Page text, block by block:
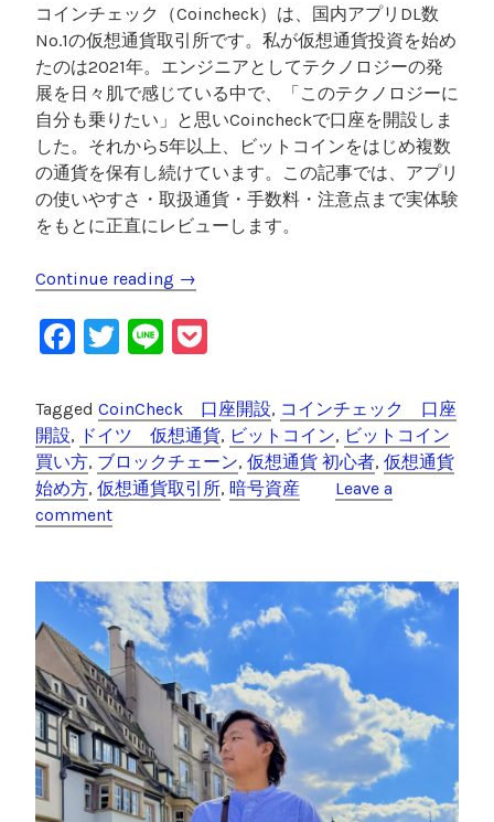
コインチェック（Coincheck）は、国内アプリDL数
No.1の仮想通貨取引所です。私が仮想通貨投資を始め
たのは2021年。エンジニアとしてテクノロジーの発
展を日々肌で感じている中で、「このテクノロジーに
自分も乗りたい」と思いCoincheckで口座を開設しま
した。それから5年以上、ビットコインをはじめ複数
の通貨を保有し続けています。この記事では、アプリ
の使いやすさ・取扱通貨・手数料・注意点まで実体験
をもとに正直にレビューします。
Continue reading “
イ
ン
ェ
ッ
ク
評
0
2
1
か
ら
使
う
エ
→
F
c
e
b
o
k
T
tt
er
Li
e
c
k
et
Tagged CoinCheck 口座開設, コインチェック 口座
開設, ドイツ 仮想通貨, ビットコイン, ビットコイン
買い方, ブロックチェーン, 仮想通貨 初心者, 仮想通貨
始め方, 仮想通貨取引所, 暗号資産
Leave a
comment